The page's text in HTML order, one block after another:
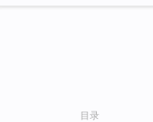
目录